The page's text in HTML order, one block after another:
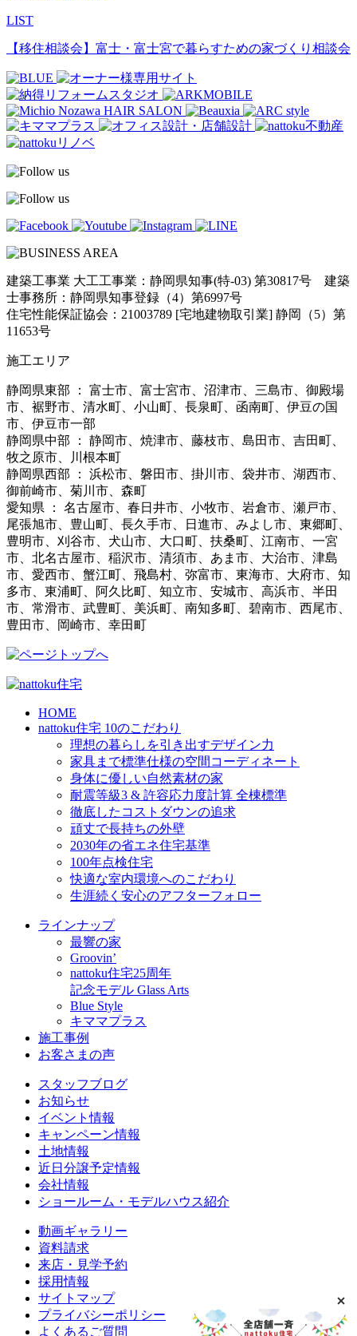
LIST
【移住相談会】富士・富士宮で暮らすための家づくり相談会
建築工事業 大工工事業：静岡県知事(特-03) 第30817号 建築
士事務所：静岡県知事登録（4）第6997号
住宅性能保証協会：21003789 [宅地建物取引業] 静岡（5）第
11653号
施工エリア
静岡県東部 ： 富士市、富士宮市、沼津市、三島市、御殿場
市、裾野市、清水町、小山町、長泉町、函南町、伊豆の国
市、伊豆市一部
静岡県中部 ： 静岡市、焼津市、藤枝市、島田市、吉田町、
牧之原市、川根本町
静岡県西部 ： 浜松市、磐田市、掛川市、袋井市、湖西市、
御前崎市、菊川市、森町
愛知県 ： 名古屋市、春日井市、小牧市、岩倉市、瀬戸市、
尾張旭市、豊山町、長久手市、日進市、みよし市、東郷町、
豊明市、刈谷市、犬山市、大口町、扶桑町、江南市、一宮
市、北名古屋市、稲沢市、清須市、あま市、大治市、津島
市、愛西市、蟹江町、飛島村、弥富市、東海市、大府市、知
多市、東浦町、阿久比町、知立市、安城市、高浜市、半田
市、常滑市、武豊町、美浜町、南知多町、碧南市、西尾市、
豊田市、岡崎市、幸田町
HOME
nattoku住宅 10のこだわり
理想の暮らしを引き出すデザイン力
家具まで標準仕様の空間コーディネート
身体に優しい自然素材の家
耐震等級3 & 許容応力度計算 全棟標準
徹底したコストダウンの追求
頑丈で長持ちの外壁
2030年の省エネ住宅基準
100年点検住宅
快適な室内環境へのこだわり
生涯続く安心のアフターフォロー
ラインナップ
最響の家
Groovin’
nattoku住宅25周年
記念モデル Glass Arts
Blue Style
キママプラス
施工事例
お客さまの声
スタッフブログ
お知らせ
イベント情報
キャンペーン情報
土地情報
近日分譲予定情報
会社情報
ショールーム・モデルハウス紹介
動画ギャラリー
資料請求
来店・見学予約
採用情報
サイトマップ
プライバシーポリシー
よくあるご質問